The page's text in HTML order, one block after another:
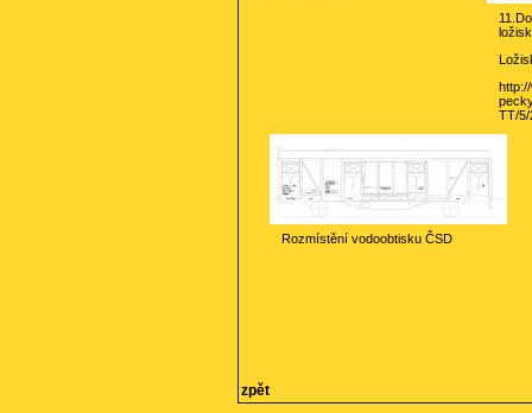
TT/
Rozmístění vodoobtisku ČSD
zpět